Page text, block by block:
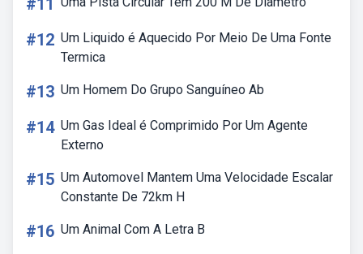
#11
#12 Um Liquido é Aquecido Por Meio De Uma Fonte
Termica
#13 Um Homem Do Grupo Sanguíneo Ab
#14 Um Gas Ideal é Comprimido Por Um Agente
Externo
#15 Um Automovel Mantem Uma Velocidade Escalar
Constante De 72km H
#16 Um Animal Com A Letra B